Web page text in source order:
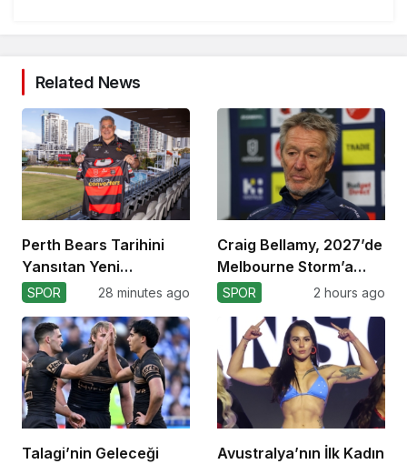
Related News
Perth Bears Tarihini
Yansıtan Yeni
Formasını Tanıttı
SPOR 28 minutes ago
Craig Bellamy, 2027’de
Melbourne Storm’a
Dönüyor!
SPOR 2 hours ago
Talagi’nin Geleceği
Avustralya’nın İlk Kadın